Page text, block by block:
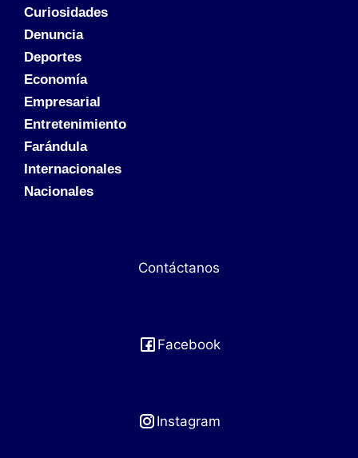
Curiosidades
Denuncia
Deportes
Economía
Empresarial
Entretenimiento
Farándula
Internacionales
Nacionales
Contáctanos
Facebook
Instagram